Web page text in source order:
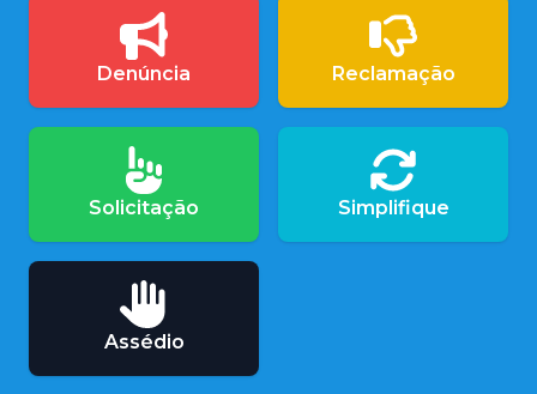
Denúncia Reclamação
Solicitação Simplifique
Assédio